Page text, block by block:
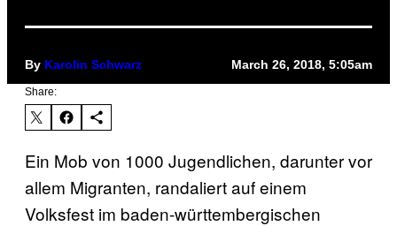
By Karolin Schwarz March 26, 2018, 5:05am
Share:
Ein Mob von 1000 Jugendlichen, darunter vor
allem Migranten, randaliert auf einem
Volksfest im baden-württembergischen